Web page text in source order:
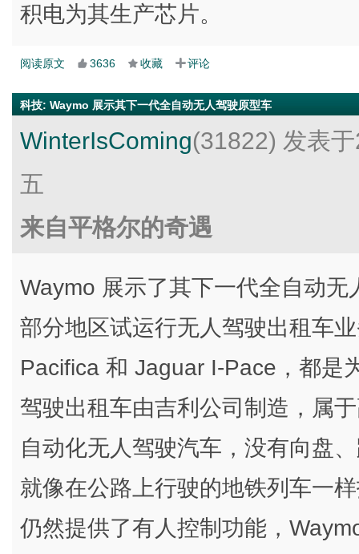
积电为其生产芯片。
阅读原文 3636 收藏 评论
科技: Waymo 展示其下一代全自动无人驾驶原型车
WinterIsComing(31822) 发表
五
来自平格尔的奇遇
Waymo 展示了其下一代全自动
部分地区试运行无人驾驶出租车
Pacifica 和 Jaguar I-Pace，都是
驾驶出租车由吉利公司制造，属
自动化无人驾驶汽车，没有向盘
就像在公路上行驶的地铁列车一
仍然提供了有人控制功能，